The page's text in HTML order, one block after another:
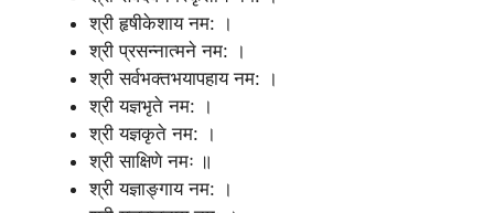
श्री हृषीकेशाय नम: ।
श्री प्रसन्नात्मने नम: ।
श्री सर्वभक्तभयापहाय नम: ।
श्री यज्ञभृते नम: ।
श्री यज्ञकृते नम: ।
श्री साक्षिणे नमः ॥
श्री यज्ञाङ्गाय नम: ।